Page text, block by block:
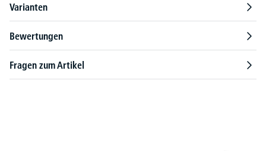
Varianten
Bewertungen
Fragen zum Artikel